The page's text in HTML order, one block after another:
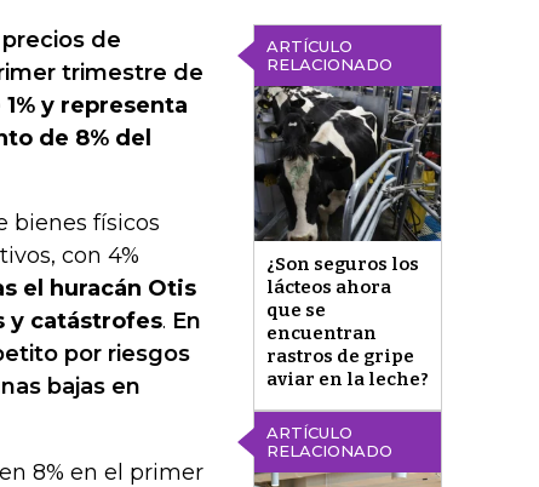
ARTÍCULO
RELACIONADO
¿Son seguros los
lácteos ahora
que se
encuentran
rastros de gripe
aviar en la leche?
de
trimestre de
y representa
de 8% del
ARTÍCULO
RELACIONADO
bienes físicos
con 4%
el huracán Otis
y catástrofes. En
por riesgos
bajas en
8% en el primer